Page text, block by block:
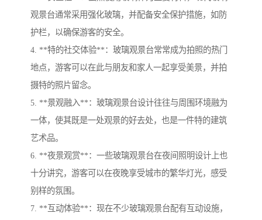
观景台通常采用强化玻璃，并配备安全保护措施，如防
护栏，以确保游客的安全。
4. **特的社交体验**：玻璃观景台常常成为拍照的热门
地点，游客可以在此与朋友和家人一起享受美景，并拍
摄特的照片留念。
5. **景观融入**：玻璃观景台设计往往与周围环境融为
一体，使其既是一处观景的好去处，也是一件特的建筑
艺术品。
6. **夜景观赏**：一些玻璃观景台在夜间照明设计上也
十分讲究，游客可以在夜晚享受城市的繁华灯光，感受
别样的氛围。
7. **互动体验**：现在不少玻璃观景台配有互动设施，